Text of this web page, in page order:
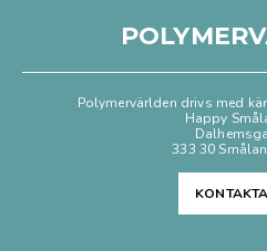
Polymervärlden drivs med
Happy
333 30